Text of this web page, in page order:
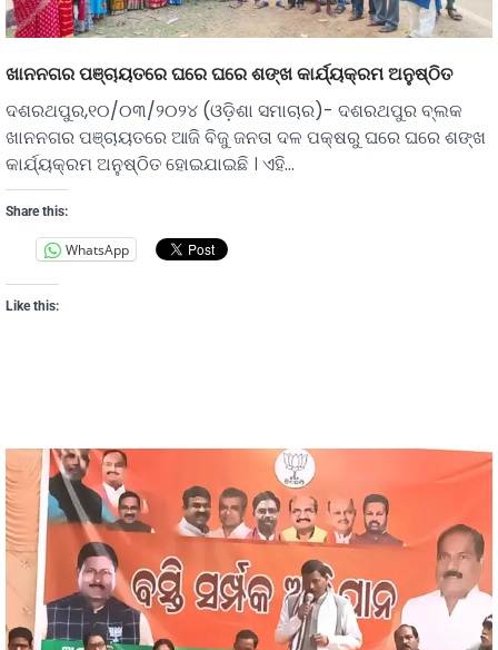
ଖାନନଗର ପଞ୍ଚାୟତରେ ଘରେ ଘରେ ଶଙ୍ଖ କାର୍ଯ୍ୟକ୍ରମ ଅନୁଷ୍ଠିତ
ଦଶରଥପୁର,୧୦/୦୩/୨୦୨୪ (ଓଡ଼ିଶା ସମାଚାର)- ଦଶରଥପୁର ବ୍ଲକ
ଖାନନଗର ପଞ୍ଚାୟତରେ ଆଜି ବିଜୁ ଜନତା ଦଳ ପକ୍ଷରୁ ଘରେ ଘରେ ଶଙ୍ଖ
କାର୍ଯ୍ୟକ୍ରମ ଅନୁଷ୍ଠିତ ହୋଇଯାଇଛି । ଏହି…
Share this:
WhatsApp
Like this: